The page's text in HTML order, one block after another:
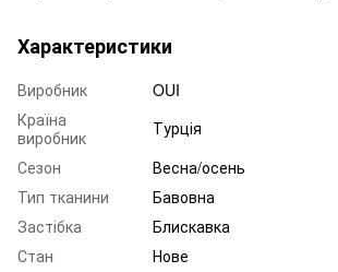
Характеристики
Виробник
OUI
Країна
виробник
Турція
Сезон
Весна/осень
Тип тканини
Бавовна
Застібка
Блискавка
Стан
Нове